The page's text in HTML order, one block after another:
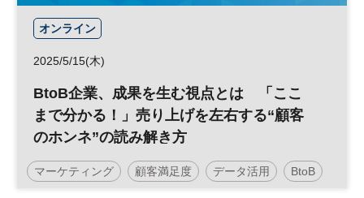
オンライン
2025/5/15(木)
BtoB企業、成果を生む視点とは 「ここ
まで分かる！」売り上げを左右する“顧客
のホンネ”の読み解き方
マーケティング 顧客満足度 データ活用 BtoB